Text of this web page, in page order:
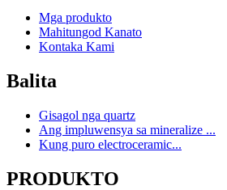
Mga produkto
Mahitungod Kanato
Kontaka Kami
Balita
Gisagol nga quartz
Ang impluwensya sa mineralize ...
Kung puro electroceramic...
PRODUKTO